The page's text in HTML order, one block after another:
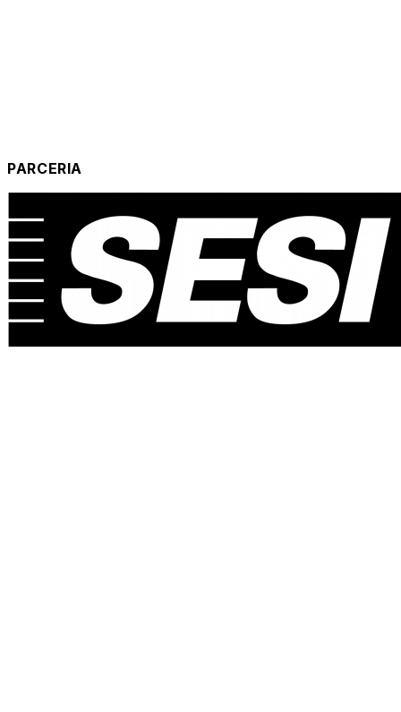
PARCERIA